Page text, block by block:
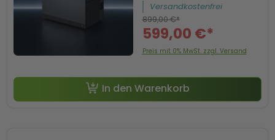
Versandkostenfrei
599,00 €*
899,00 €*
Preis mit 0% MwSt. zzgl. Versand
In den Warenkorb